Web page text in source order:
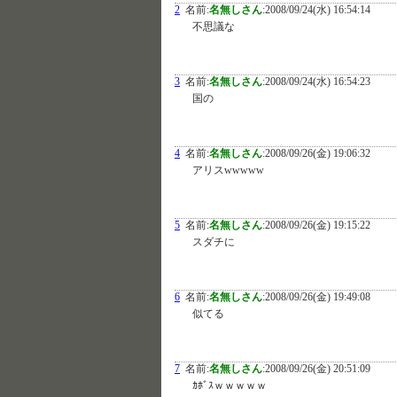
2 名前:名無しさん:2008/09/24(水) 16:54:14
不思議な
3 名前:名無しさん:2008/09/24(水) 16:54:23
国の
4 名前:名無しさん:2008/09/26(金) 19:06:32
アリスwwwww
5 名前:名無しさん:2008/09/26(金) 19:15:22
スダチに
6 名前:名無しさん:2008/09/26(金) 19:49:08
似てる
7 名前:名無しさん:2008/09/26(金) 20:51:09
ｶﾎﾞｽｗｗｗｗｗ